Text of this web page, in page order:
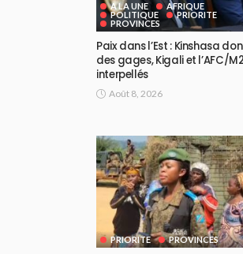
A LA UNE
AFRIQUE
POLITIQUE
PRIORITE
PROVINCES
Paix dans l’Est : Kinshasa
des gages, Kigali et l’AFC/
interpellés
Août 8, 2026
PRIORITE PROVINCES